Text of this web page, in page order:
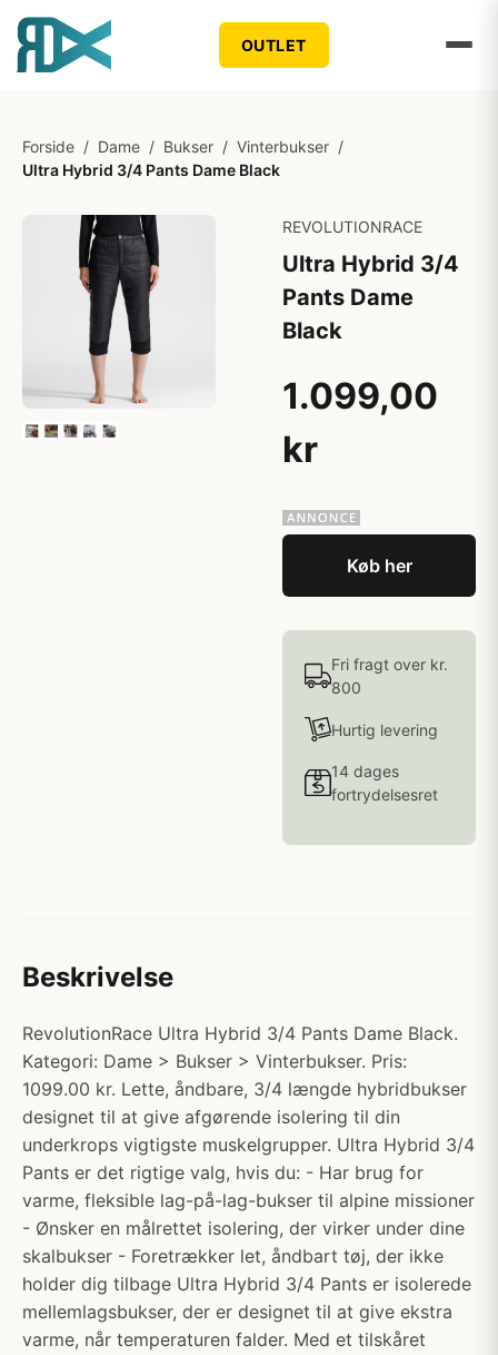
OUTLET
Forside / Dame / Bukser / Vinterbukser /
Ultra Hybrid 3/4 Pants Dame Black
REVOLUTIONRACE
Ultra Hybrid 3/4
Pants Dame
Black
1.099,00
kr
Køb her
Fri fragt over kr.
800
Hurtig levering
14 dages
fortrydelsesret
Beskrivelse
RevolutionRace Ultra Hybrid 3/4 Pants Dame Black.
Kategori: Dame > Bukser > Vinterbukser. Pris:
1099.00 kr. Lette, åndbare, 3/4 længde hybridbukser
designet til at give afgørende isolering til din
underkrops vigtigste muskelgrupper. Ultra Hybrid 3/4
Pants er det rigtige valg, hvis du: - Har brug for
varme, fleksible lag-på-lag-bukser til alpine missioner
- Ønsker en målrettet isolering, der virker under dine
skalbukser - Foretrækker let, åndbart tøj, der ikke
holder dig tilbage Ultra Hybrid 3/4 Pants er isolerede
mellemlagsbukser, der er designet til at give ekstra
varme, når temperaturen falder. Med et tilskåret